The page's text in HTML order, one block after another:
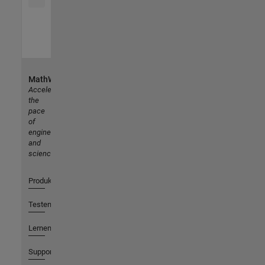
MathWorks
Accelerating
the
pace
of
engineering
and
science
Produkte
Testen oder Kaufen
Lernen
Support